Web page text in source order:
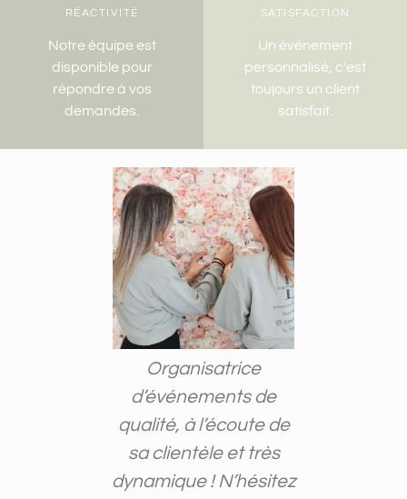
RÉACTIVITÉ
Notre équipe est
disponible pour
répondre à vos
demandes.
SATISFACTION
Un événement
personnalisé, c'est
toujours un client
satisfait.
Organisatrice
d’événements de
qualité, à l’écoute de
sa clientèle et très
dynamique ! N’hésitez